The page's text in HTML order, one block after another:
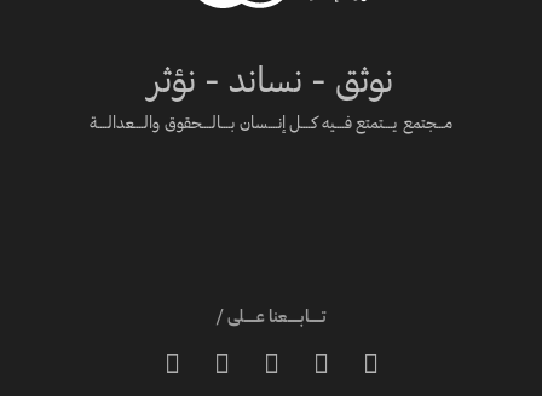
نوثق - نساند - نؤثر
مـــجتمع يــــتمتع فــــيه كــــل إنــــسان بــــالــــحقوق والــــعدالــــة
تـــــابـــــعنا عـــــلى /